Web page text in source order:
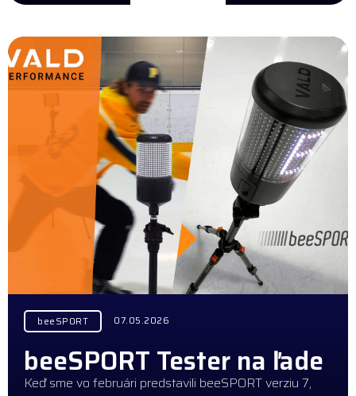
beeSPORT 07.05.2026
beeSPORT Tester na ľade
Keď sme vo februári predstavili beeSPORT verziu 7,